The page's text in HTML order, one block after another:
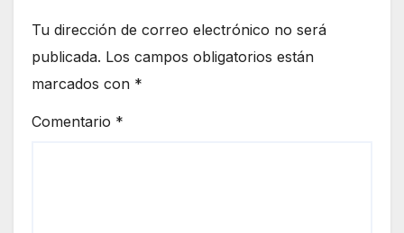
Tu dirección de correo electrónico no será
publicada. Los campos obligatorios están
marcados con *
Comentario *